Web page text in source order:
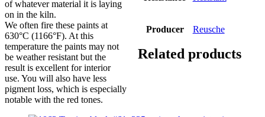
of whatever material it is laying
on in the kiln.
We often fire these paints at
630°C (1166°F). At this
temperature the paints may not
be weather resistant but the
result is excellent for interior
use. You will also have less
pigment loss, which is especially
notable with the red tones.
Producer Reusche
Related products